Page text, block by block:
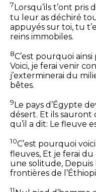
7 Lorsqu’ils t’ont pris
tu leur as déchiré
appuyés sur toi, tu
reins immobiles.
8C’est pourquoi
Voici, je ferai venir
j’exterminerai du
bêtes.
9 Le pays d’Égypte
désert. Et ils sauront
qu’il a dit: Le fleuve
10C’est pourquoi
fleuves, Et je ferai du
une solitude, Depuis
frontières de
11